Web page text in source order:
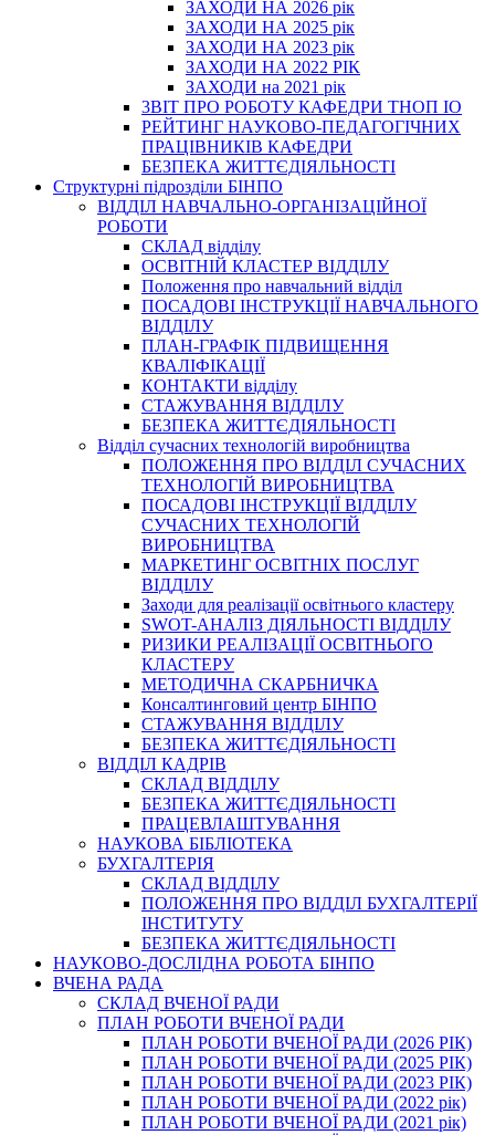
ЗАХОДИ НА 2026 рік
ЗАХОДИ НА 2025 рік
ЗАХОДИ НА 2023 рік
ЗАХОДИ НА 2022 РІК
ЗАХОДИ на 2021 рік
3BIT ПРО РОБОТУ КАФЕДРИ ТНОП ІО
РЕЙТИНГ НАУКОВО-ПЕДАГОГІЧНИХ
ПРАЦІВНИКІВ КАФЕДРИ
БЕЗПЕКА ЖИТТЄДІЯЛЬНОСТІ
Структурні підрозділи БІНПО
ВІДДІЛ НАВЧАЛЬНО-ОРГАНІЗАЦІЙНОЇ
РОБОТИ
СКЛАД відділу
ОСВІТНІЙ КЛАСТЕР ВІДДІЛУ
Положення про навчальний вiддiл
ПОСАДОВІ ІНСТРУКЦІЇ НАВЧАЛЬНОГО
ВІДДІЛУ
ПЛАН-ГРАФІК ПІДВИЩЕННЯ
КВАЛІФІКАЦІЇ
КОНТАКТИ відділу
СТАЖУВАННЯ ВІДДІЛУ
БЕЗПЕКА ЖИТТЄДІЯЛЬНОСТІ
Відділ сучасних технологій виробництва
ПОЛОЖЕННЯ ПРО ВІДДІЛ СУЧАСНИХ
ТЕХНОЛОГІЙ ВИРОБНИЦТВА
ПОСАДОВІ ІНСТРУКЦІЇ ВІДДІЛУ
СУЧАСНИХ ТЕХНОЛОГІЙ
ВИРОБНИЦТВА
МАРКЕТИНГ ОСВІТНІХ ПОСЛУГ
ВІДДІЛУ
Заходи для реалізації освітнього кластеру
SWOT-АНАЛІЗ ДІЯЛЬНОСТІ ВІДДІЛУ
РИЗИКИ РЕАЛІЗАЦІЇ ОСВІТНЬОГО
КЛАСТЕРУ
МЕТОДИЧНА СКАРБНИЧКА
Консалтинговий центр БІНПО
СТАЖУВАННЯ ВІДДІЛУ
БЕЗПЕКА ЖИТТЄДІЯЛЬНОСТІ
ВІДДІЛ КАДРІВ
СКЛАД ВІДДІЛУ
БЕЗПЕКА ЖИТТЄДІЯЛЬНОСТІ
ПРАЦЕВЛАШТУВАННЯ
НАУКОВА БІБЛІОТЕКА
БУХГАЛТЕРІЯ
СКЛАД ВІДДІЛУ
ПОЛОЖЕННЯ ПРО ВІДДІЛ БУХГАЛТЕРІЇ
ІНСТИТУТУ
БЕЗПЕКА ЖИТТЄДІЯЛЬНОСТІ
НАУКОВО-ДОСЛІДНА РОБОТА БІНПО
ВЧЕНА РАДА
СКЛАД ВЧЕНОЇ РАДИ
ПЛАН РОБОТИ ВЧЕНОЇ РАДИ
ПЛАН РОБОТИ ВЧЕНОЇ РАДИ (2026 РІК)
ПЛАН РОБОТИ ВЧЕНОЇ РАДИ (2025 РІК)
ПЛАН РОБОТИ ВЧЕНОЇ РАДИ (2023 РІК)
ПЛАН РОБОТИ ВЧЕНОЇ РАДИ (2022 рік)
ПЛАН РОБОТИ ВЧЕНОЇ РАДИ (2021 рік)